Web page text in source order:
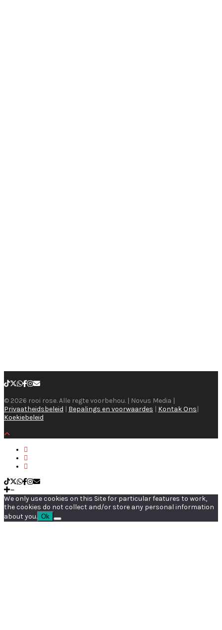
© 2026 rooi rose. Alle regte voorbehou. | Novus Media |
Privaatheidsbeleid | Bepalings en voorwaardes | Kontak Ons|
Koekiebeleid
We only use cookies on this Site for particular features to work,
the cookies do not collect and/or store any personal information
about you. Ok